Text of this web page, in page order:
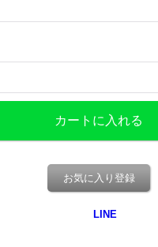
お気に入り登録